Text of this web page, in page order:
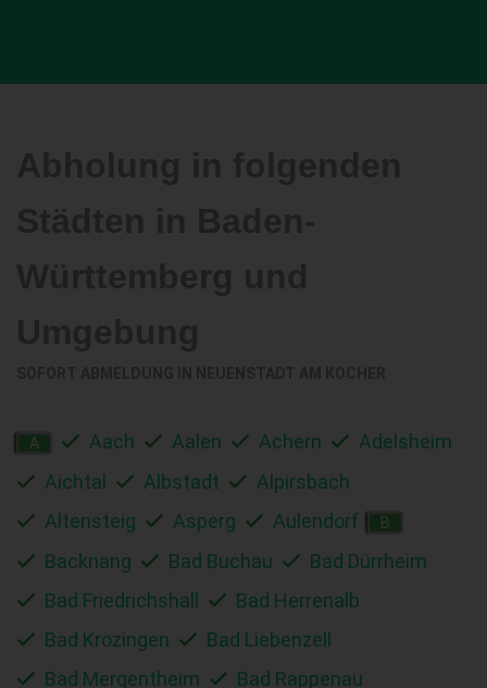
A Aach Aalen Achern
Adelsheim
Aichtal
Albstadt
Alpirsbach
Altensteig
Asperg Aulendorf B
Backnang Bad Buchau
Bad Dürrheim
Bad Friedrichshall
Bad Herrenalb
Bad Krozingen
Bad Liebenzell
Bad Mergentheim
Bad Rappenau